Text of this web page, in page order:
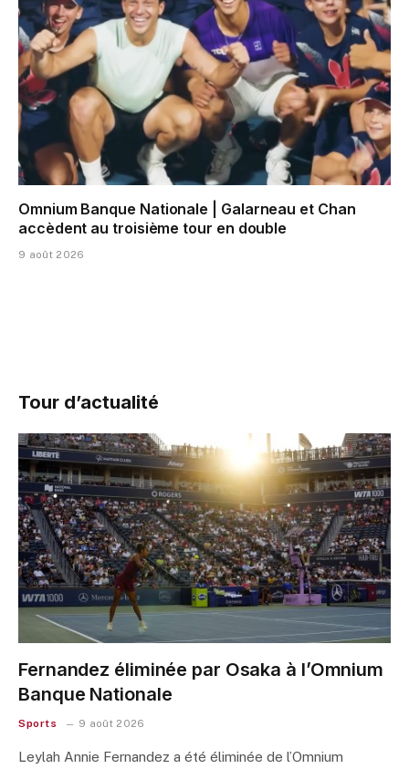
Omnium Banque Nationale | Galarneau et Chan
accèdent au troisième tour en double
9 août 2026
Tour d’actualité
Fernandez éliminée par Osaka à l’Omnium
Banque Nationale
Sports 9 août 2026
Leylah Annie Fernandez a été éliminée de l’Omnium